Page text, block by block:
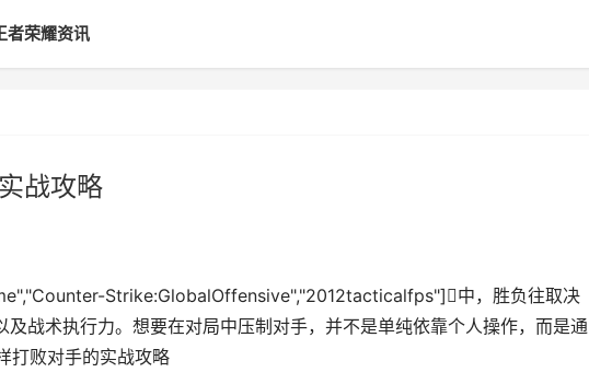
者荣耀资讯
战攻略
Strike:GlobalOffensive","2012tacticalfps"]中，胜负往取决
战术执行力。想要在对局中压制对手，并不是单纯依靠个人操作，而是通
打败对手的实战攻略